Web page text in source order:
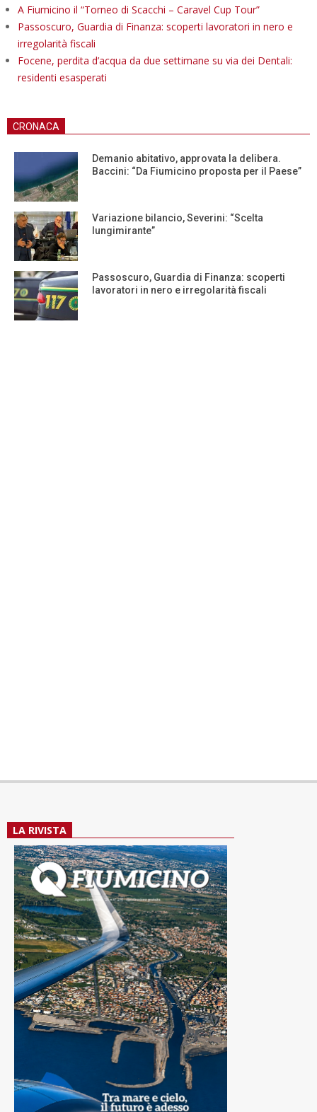
A Fiumicino il “Torneo di Scacchi – Caravel Cup Tour”
Passoscuro, Guardia di Finanza: scoperti lavoratori in nero e
irregolarità fiscali
Focene, perdita d’acqua da due settimane su via dei Dentali:
residenti esasperati
CRONACA
Demanio abitativo, approvata la delibera.
Baccini: “Da Fiumicino proposta per il Paese”
Variazione bilancio, Severini: “Scelta
lungimirante”
Passoscuro, Guardia di Finanza: scoperti
lavoratori in nero e irregolarità fiscali
LA RIVISTA